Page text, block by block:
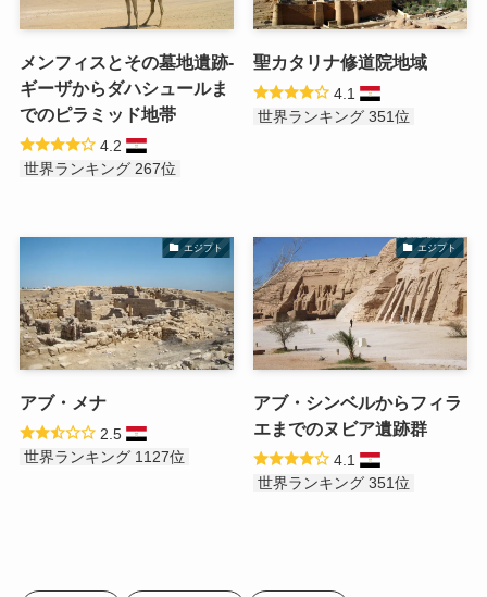
メンフィスとその墓地遺跡-
ギーザからダハシュールま
でのピラミッド地帯
4.2
世界ランキング 267位
聖カタリナ修道院地域
4.1
世界ランキング 351位
エジプト
アブ・メナ
2.5
世界ランキング 1127位
エジプト
アブ・シンベルからフィラ
エまでのヌビア遺跡群
4.1
世界ランキング 351位